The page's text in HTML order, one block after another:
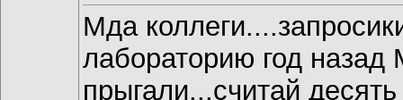
Мда
лабораторию год назад
прыгали...считай